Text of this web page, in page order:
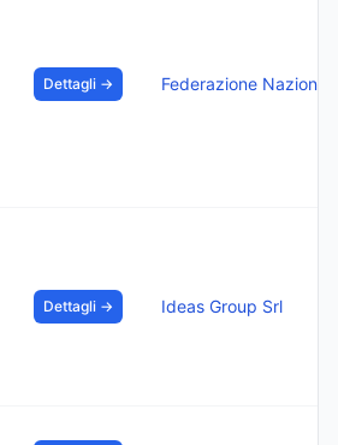
Dettagli →
Dettagli → Ideas Group Srl